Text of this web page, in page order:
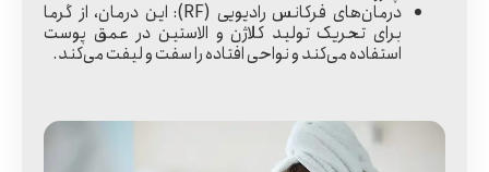
درمان‌های فرکانس رادیویی (RF): این درمان، از گرما
برای تحریک تولید کلاژن و الاستین در عمق پوست
استفاده می‌کند و نواحی افتاده را سفت و لیفت می‌کند.